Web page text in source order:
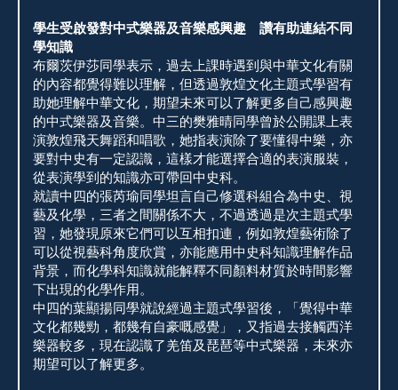
學生受啟發對中式樂器及音樂感興趣 讚有助連結不同
學知識
布爾茨伊莎同學表示，過去上課時遇到與中華文化有關
的內容都覺得難以理解，但透過敦煌文化主題式學習有
助她理解中華文化，期望未來可以了解更多自己感興趣
的中式樂器及音樂。中三的樊雅晴同學曾於公開課上表
演敦煌飛天舞蹈和唱歌，她指表演除了要懂得中樂，亦
要對中史有一定認識，這樣才能選擇合適的表演服裝，
從表演學到的知識亦可帶回中史科。
就讀中四的張芮瑜同學坦言自己修選科組合為中史、視
藝及化學，三者之間關係不大，不過透過是次主題式學
習，她發現原來它們可以互相扣連，例如敦煌藝術除了
可以從視藝科角度欣賞，亦能應用中史科知識理解作品
背景，而化學科知識就能解釋不同顏料材質於時間影響
下出現的化學作用。
中四的葉顯揚同學就說經過主題式學習後，「覺得中華
文化都幾勁，都幾有自豪嘅感覺」，又指過去接觸西洋
樂器較多，現在認識了羌笛及琵琶等中式樂器，未來亦
期望可以了解更多。